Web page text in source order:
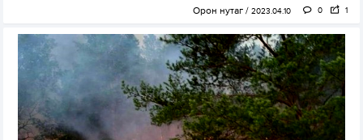
Орон нутаг 2023.04.10 0 1